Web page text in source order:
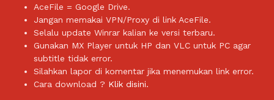
AceFile = Google Drive.
Jangan memakai VPN/Proxy di link AceFile.
Selalu update Winrar kalian ke versi terbaru.
Gunakan MX Player untuk HP dan VLC untuk PC agar
subtitle tidak error.
Silahkan lapor di komentar jika menemukan link error.
Cara download ? Klik disini.